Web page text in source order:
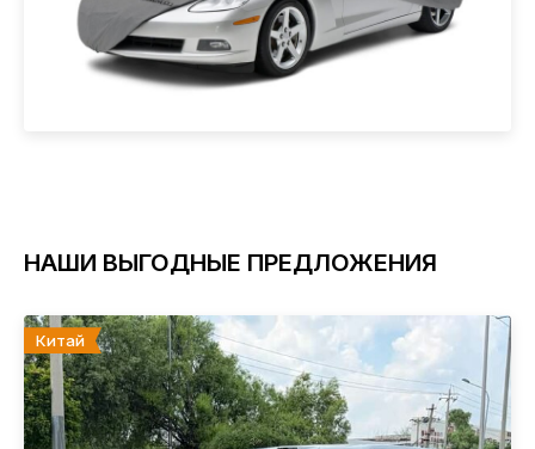
НАШИ ВЫГОДНЫЕ ПРЕДЛОЖЕНИЯ
Китай